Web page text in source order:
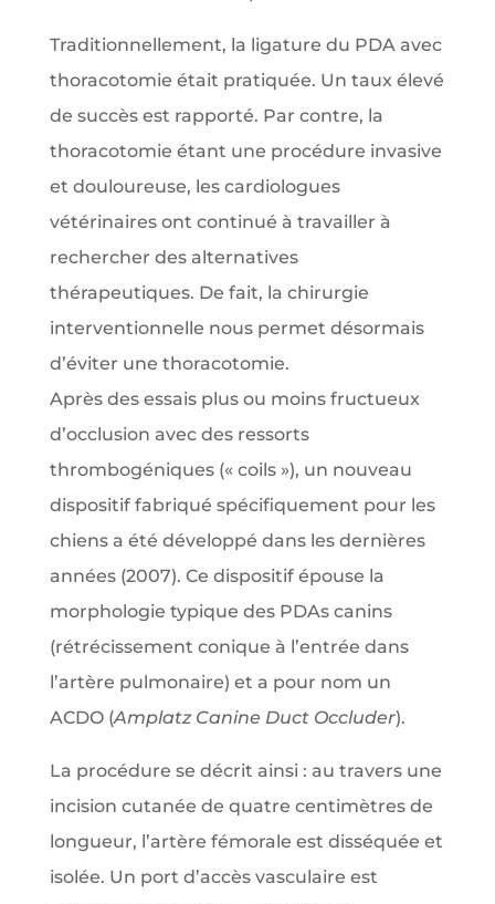
Traditionnellement, la ligature du PDA avec
thoracotomie était pratiquée. Un taux élevé
de succès est rapporté. Par contre, la
thoracotomie étant une procédure invasive
et douloureuse, les cardiologues
vétérinaires ont continué à travailler à
rechercher des alternatives
thérapeutiques. De fait, la chirurgie
interventionnelle nous permet désormais
d’éviter une thoracotomie.
Après des essais plus ou moins fructueux
d’occlusion avec des ressorts
thrombogéniques (« coils »), un nouveau
dispositif fabriqué spécifiquement pour les
chiens a été développé dans les dernières
années (2007). Ce dispositif épouse la
morphologie typique des PDAs canins
(rétrécissement conique à l’entrée dans
l’artère pulmonaire) et a pour nom un
ACDO (Amplatz Canine Duct Occluder).
La procédure se décrit ainsi : au travers une
incision cutanée de quatre centimètres de
longueur, l’artère fémorale est disséquée et
isolée. Un port d’accès vasculaire est